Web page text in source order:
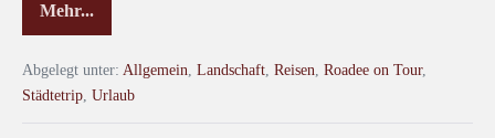
Mehr...
Abgelegt unter: Allgemein, Landschaft, Reisen, Roadee on Tour,
Städtetrip, Urlaub